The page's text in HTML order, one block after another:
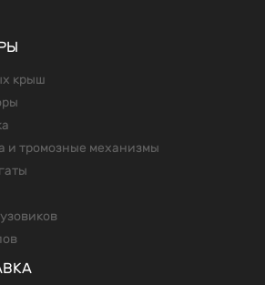
крыш
и тромозные механизмы